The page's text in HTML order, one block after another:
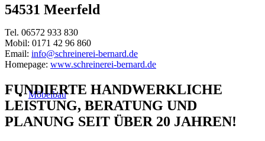
Möbelbau
54531 Meerfeld
Tel. 06572 933 830
Mobil: 0171 42 96 860
Email: info@schreinerei-bernard.de
Homepage: www.schreinerei-bernard.de
FUNDIERTE HANDWERKLICHE
LEISTUNG, BERATUNG UND
PLANUNG SEIT ÜBER 20 JAHREN!